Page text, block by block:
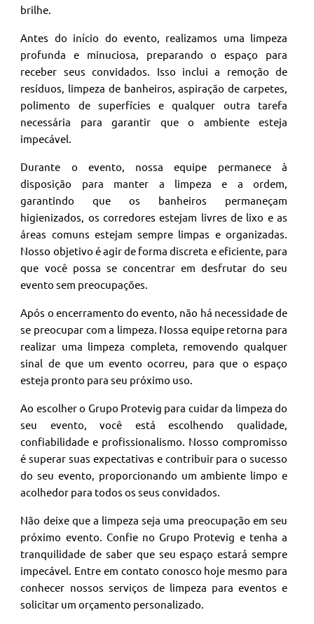
brilhe.
Antes do início do evento, realizamos uma limpeza
profunda e minuciosa, preparando o espaço para
receber seus convidados. Isso inclui a remoção de
resíduos, limpeza de banheiros, aspiração de carpetes,
polimento de superfícies e qualquer outra tarefa
necessária para garantir que o ambiente esteja
impecável.
Durante o evento, nossa equipe permanece à
disposição para manter a limpeza e a ordem,
garantindo que os banheiros permaneçam
higienizados, os corredores estejam livres de lixo e as
áreas comuns estejam sempre limpas e organizadas.
Nosso objetivo é agir de forma discreta e eficiente, para
que você possa se concentrar em desfrutar do seu
evento sem preocupações.
Após o encerramento do evento, não há necessidade de
se preocupar com a limpeza. Nossa equipe retorna para
realizar uma limpeza completa, removendo qualquer
sinal de que um evento ocorreu, para que o espaço
esteja pronto para seu próximo uso.
Ao escolher o Grupo Protevig para cuidar da limpeza do
seu evento, você está escolhendo qualidade,
confiabilidade e profissionalismo. Nosso compromisso
é superar suas expectativas e contribuir para o sucesso
do seu evento, proporcionando um ambiente limpo e
acolhedor para todos os seus convidados.
Não deixe que a limpeza seja uma preocupação em seu
próximo evento. Confie no Grupo Protevig e tenha a
tranquilidade de saber que seu espaço estará sempre
impecável. Entre em contato conosco hoje mesmo para
conhecer nossos serviços de limpeza para eventos e
solicitar um orçamento personalizado.